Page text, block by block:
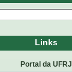
Links
Portal da UFRJ